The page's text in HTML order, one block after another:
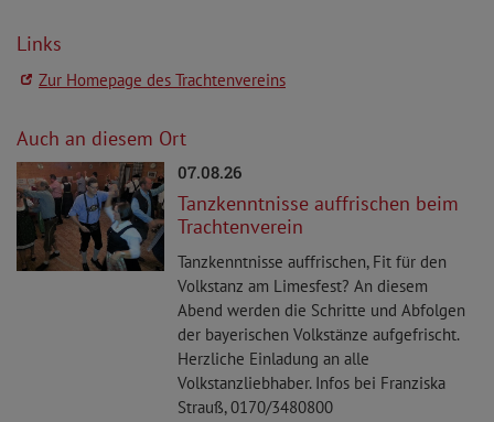
Links
Zur Homepage des Trachtenvereins
Auch an diesem Ort
07.08.26
Tanzkenntnisse auffrischen beim
Trachtenverein
Tanzkenntnisse auffrischen, Fit für den
Volkstanz am Limesfest? An diesem
Abend werden die Schritte und Abfolgen
der bayerischen Volkstänze aufgefrischt.
Herzliche Einladung an alle
Volkstanzliebhaber. Infos bei Franziska
Strauß, 0170/3480800